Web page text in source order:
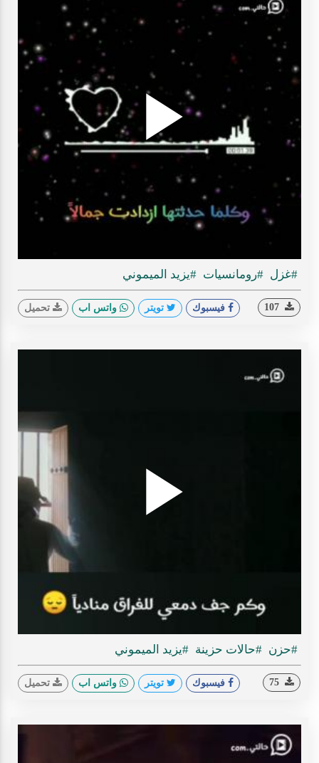
Play
#غزل #رومانسيات #يزيد الميموني
فيسبوك تويتر واتس اب تحميل
Play
#حزن #حالات حزينة #يزيد الميموني
فيسبوك تويتر واتس اب تحميل